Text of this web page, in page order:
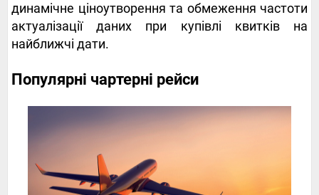
динамічне ціноутворення та обмеження частоти
актуалізації даних при купівлі квитків на
найближчі дати.
Популярні чартерні рейси